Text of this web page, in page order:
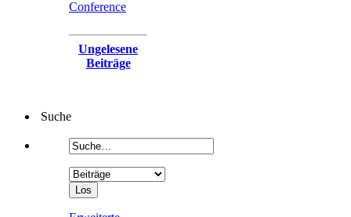
Conference
Ungelesene
Beiträge
Suche